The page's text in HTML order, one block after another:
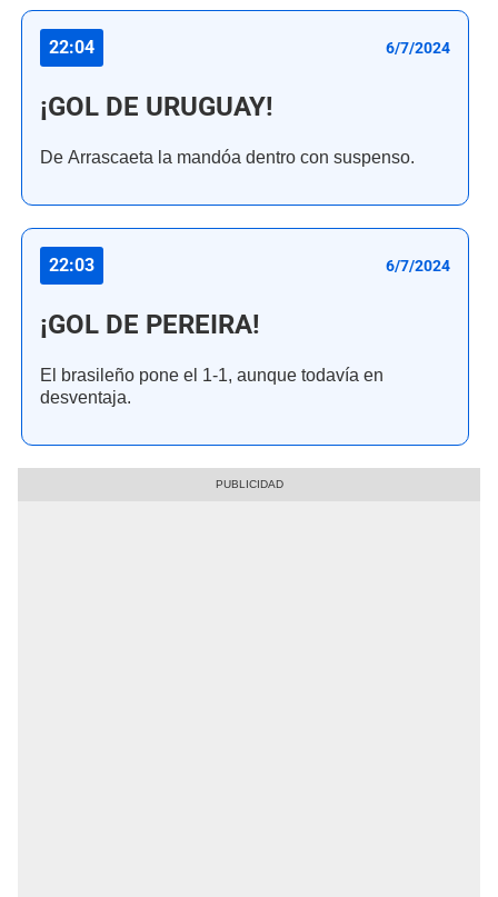
22:04 6/7/2024
¡GOL DE URUGUAY!
De Arrascaeta la mandóa dentro con suspenso.
22:03 6/7/2024
¡GOL DE PEREIRA!
El brasileño pone el 1-1, aunque todavía en
desventaja.